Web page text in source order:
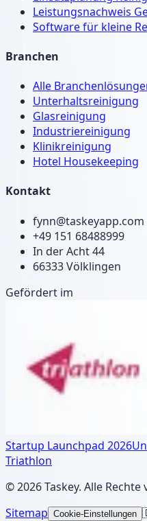
Leistungsnachweis
Software für kleine
Branchen
Alle
Unterhaltsreinigung
Glasreinigung
Industriereinigung
Klinikreinigung
Hotel Housekeeping
Kontakt
fynn@taskeyapp.com
+49 151 68488999
In der Acht 44
66333 Völklingen
Gefördert im
Startup Launchpad 2026
Triathlon
©2026Taskey. Alle Rechte
Sitemap Cookie-Einstellungen